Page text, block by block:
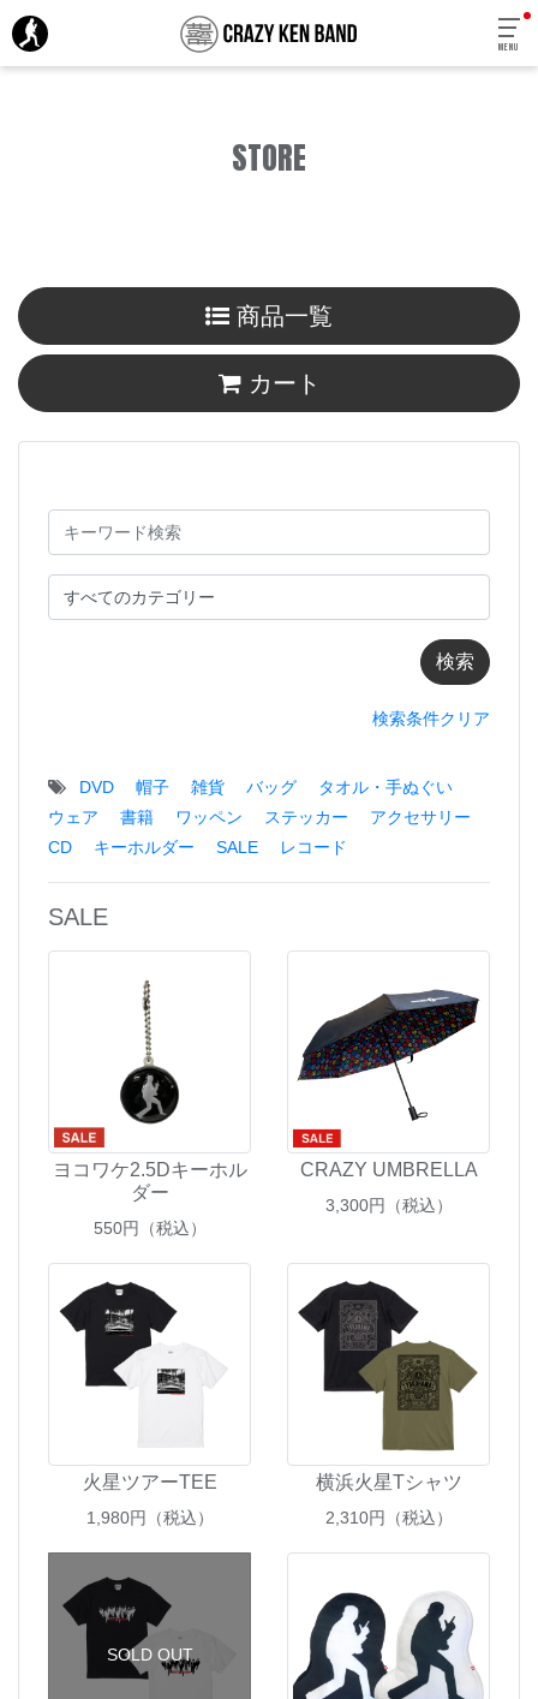
MENU
STORE
商品一覧
カート
検索条件クリア
DVD 帽子 雑貨 バッグ
タオル・手ぬぐい
ウェア
書籍 ワッペン ステッカー
アクセサリー
CD
キーホルダー SALE レコード
SALE
ヨコワケ2.5Dキーホル
ダー
550円（税込）
CRAZY UMBRELLA
3,300円（税込）
火星ツアーTEE
1,980円（税込）
横浜火星Tシャツ
2,310円（税込）
SOLD OUT